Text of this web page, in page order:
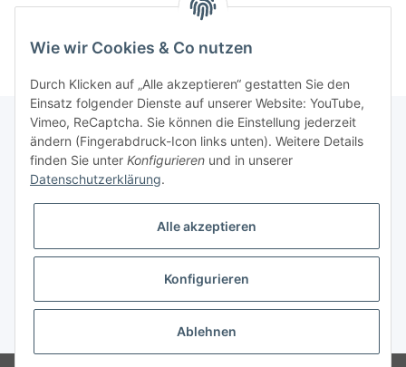
Informationen
Galerie
* Keine Ausweisung der Mehrwertsteuer gemäß Klein-Unternehmer-Regelung.,
Wie wir Cookies & Co nutzen
Durch Klicken auf „Alle akzeptieren“ gestatten Sie den
Einsatz folgender Dienste auf unserer Website: YouTube,
Vimeo, ReCaptcha. Sie können die Einstellung jederzeit
ändern (Fingerabdruck-Icon links unten). Weitere Details
finden Sie unter Konfigurieren und in unserer
Datenschutzerklärung.
Alle akzeptieren
Konfigurieren
Ablehnen